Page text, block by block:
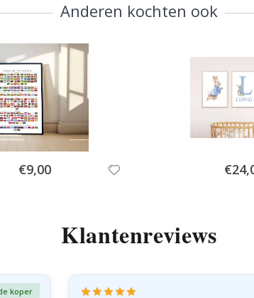
Anderen kochten ook
Special
Price
€9,00 Special
Price
Klantenreviews
koper